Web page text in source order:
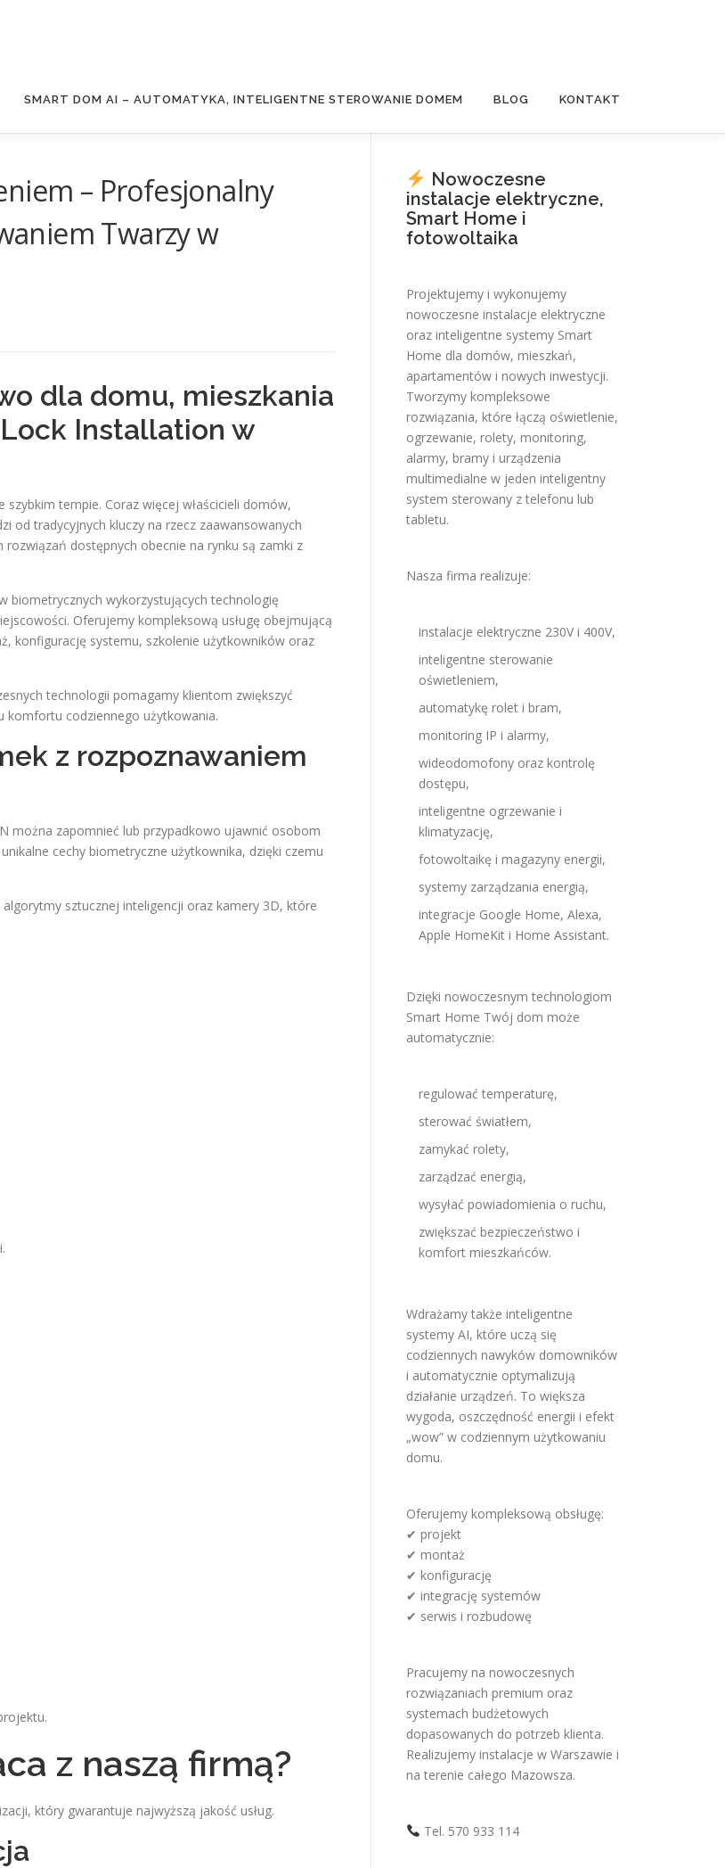
SMART DOM AI – AUTOMATYKA, INTELIGENTNE STEROWANIE DOMEM BLOG KONTAKT
– Profesjonalny
Twarzy w
dla domu, mieszkania
Installation w
tempie. Coraz więcej właścicieli domów,
od tradycyjnych kluczy na rzecz zaawansowanych
dostępnych obecnie na rynku są zamki z
biometrycznych wykorzystujących technologię
Oferujemy kompleksową usługę obejmującą
konfigurację systemu, szkolenie użytkowników oraz
technologii pomagamy klientom zwiększyć
komfortu codziennego użytkowania.
z rozpoznawaniem
można zapomnieć lub przypadkowo ujawnić osobom
cechy biometryczne użytkownika, dzięki czemu
sztucznej inteligencji oraz kamery 3D, które
z naszą firmą?
który gwarantuje najwyższą jakość usług.
Nowoczesne
instalacje elektryczne,
Smart Home i
fotowoltaika
Projektujemy i wykonujemy
nowoczesne instalacje elektryczne
oraz inteligentne systemy Smart
Home dla domów, mieszkań,
apartamentów i nowych inwestycji.
Tworzymy kompleksowe
rozwiązania, które łączą oświetlenie,
ogrzewanie, rolety, monitoring,
alarmy, bramy i urządzenia
multimedialne w jeden inteligentny
system sterowany z telefonu lub
tabletu.
Nasza firma realizuje:
instalacje elektryczne 230V i 400V,
inteligentne sterowanie
oświetleniem,
automatykę rolet i bram,
monitoring IP i alarmy,
wideodomofony oraz kontrolę
dostępu,
inteligentne ogrzewanie i
klimatyzację,
fotowoltaikę i magazyny energii,
systemy zarządzania energią,
integracje Google Home, Alexa,
Apple HomeKit i Home Assistant.
Dzięki nowoczesnym technologiom
Smart Home Twój dom może
automatycznie:
regulować temperaturę,
sterować światłem,
zamykać rolety,
zarządzać energią,
wysyłać powiadomienia o ruchu,
zwiększać bezpieczeństwo i
komfort mieszkańców.
Wdrażamy także inteligentne
systemy AI, które uczą się
codziennych nawyków domowników
i automatycznie optymalizują
działanie urządzeń. To większa
wygoda, oszczędność energii i efekt
„wow” w codziennym użytkowaniu
domu.
Oferujemy kompleksową obsługę:
✔ projekt
✔ montaż
✔ konfigurację
✔ integrację systemów
✔ serwis i rozbudowę
Pracujemy na nowoczesnych
rozwiązaniach premium oraz
systemach budżetowych
dopasowanych do potrzeb klienta.
Realizujemy instalacje w Warszawie i
na terenie całego Mazowsza.
Tel. 570 933 114